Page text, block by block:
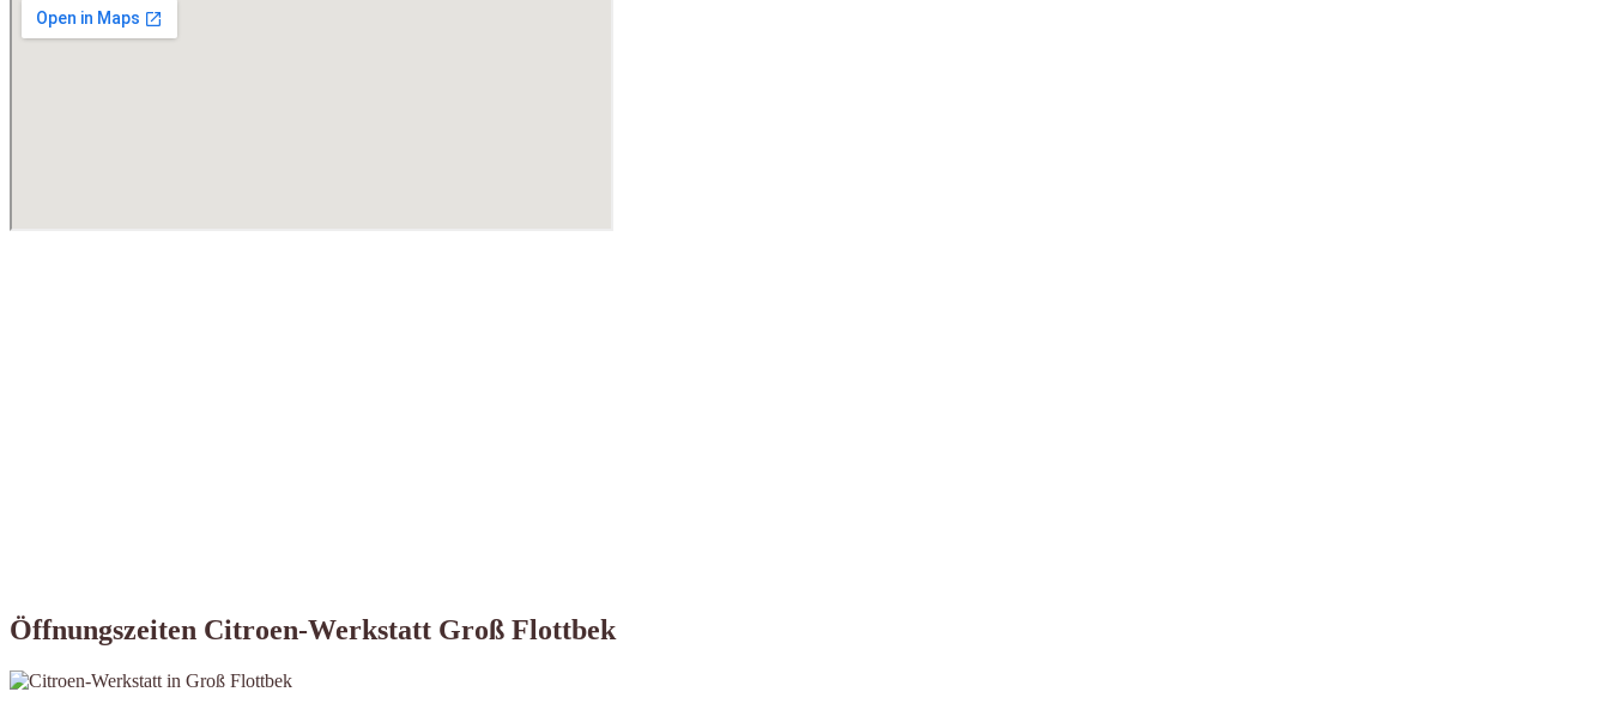
Öffnungszeiten Citroen-Werkstatt Groß Flottbek